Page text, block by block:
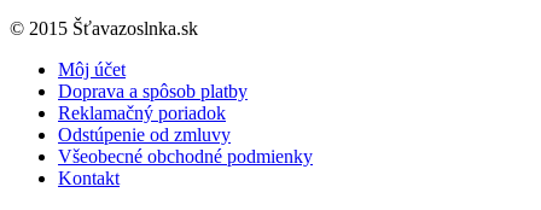
© 2015 Šťavazoslnka.sk
Môj účet
Doprava a spôsob platby
Reklamačný poriadok
Odstúpenie od zmluvy
Všeobecné obchodné podmienky
Kontakt